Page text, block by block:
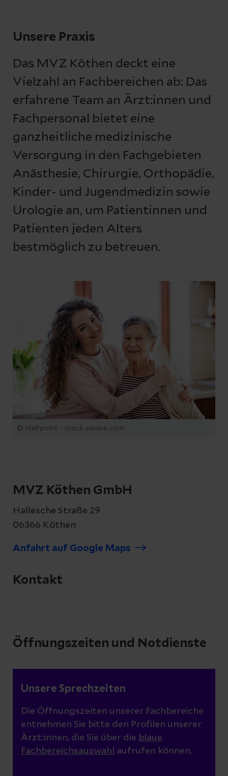
Unsere Praxis
Das MVZ Köthen deckt eine
Vielzahl an Fachbereichen ab: Das
erfahrene Team an Ärzt:innen und
Fachpersonal bietet eine
ganzheitliche medizinische
Versorgung in den Fachgebieten
Anästhesie, Chirurgie, Orthopädie,
Kinder- und Jugendmedizin sowie
Urologie an, um Patientinnen und
Patienten jeden Alters
bestmöglich zu betreuen.
© Halfpoint - stock.adobe.com
MVZ Köthen GmbH
Hallesche Straße 29
06366 Köthen
Anfahrt auf Google Maps
Kontakt
Öffnungszeiten und Notdienste
Unsere Sprechzeiten
Die Öffnungszeiten unserer Fachbereiche
entnehmen Sie bitte den Profilen unserer
Ärzt:innen, die Sie über die blaue
Fachbereichsauswahl
aufrufen können.